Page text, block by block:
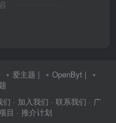
爱主题 | OpenByt |
们 · 加入我们 · 联系我们 · 广
目 · 推介计划